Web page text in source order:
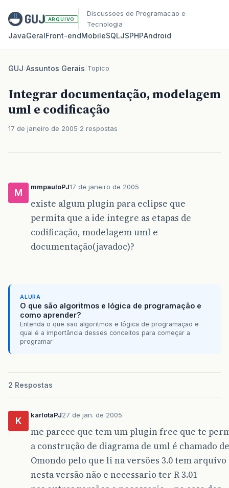
ARQUIVO
Discussoes de Programacao e
Tecnologia
JavaGeralFront‑endMobileSQLJSPHPAndroid
GUJ/Assuntos Gerais/Topico
Integrar documentação, modelagem
uml e codificação
17 de janeiro de 2005 2 respostas
M
mmpauloPJ17 de janeiro de 2005
existe algum plugin para eclipse que
permita que a ide integre as etapas de
codificação, modelagem uml e
documentação(javadoc)?
ALURA
O que são algoritmos e lógica de programação e
como aprender?
Entenda o que são algoritmos e lógica de programação e
qual é a importância desses conceitos para começar a
programar
2 Respostas
K
karlotaPJ27 de jan. de 2005
me parece que tem um plugin free que te
a construção de diagrama de uml é chamado de
Omondo pelo que li na versões 3.0 tem arquivo
nesta versão não e necessario ter R 3.01